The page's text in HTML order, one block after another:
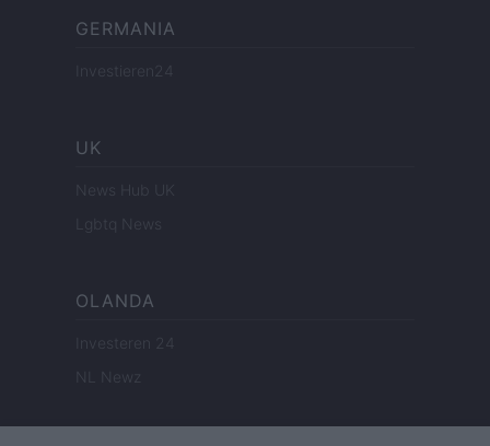
GERMANIA
Investieren24
UK
News Hub UK
Lgbtq News
OLANDA
Investeren 24
NL Newz